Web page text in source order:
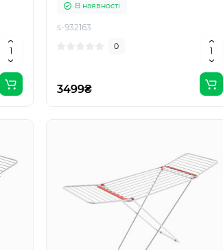
В наявності
s-932163
0
3499₴